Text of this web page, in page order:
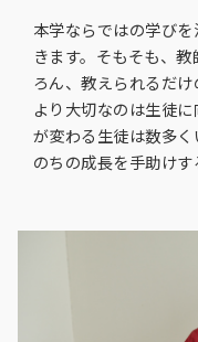
ご支援をお考え
本学ならではの学び
きます。そもそも、
ろん、教えられるだ
より大切なのは生徒
が変わる生徒は数多
のちの成長を手助けす